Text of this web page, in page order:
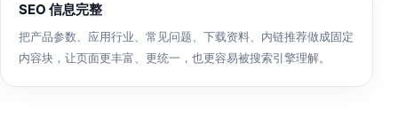
SEO 信息完整
把产品参数、应用行业、常见问题、下载资料、内链推荐做成固定
内容块，让页面更丰富、更统一，也更容易被搜索引擎理解。